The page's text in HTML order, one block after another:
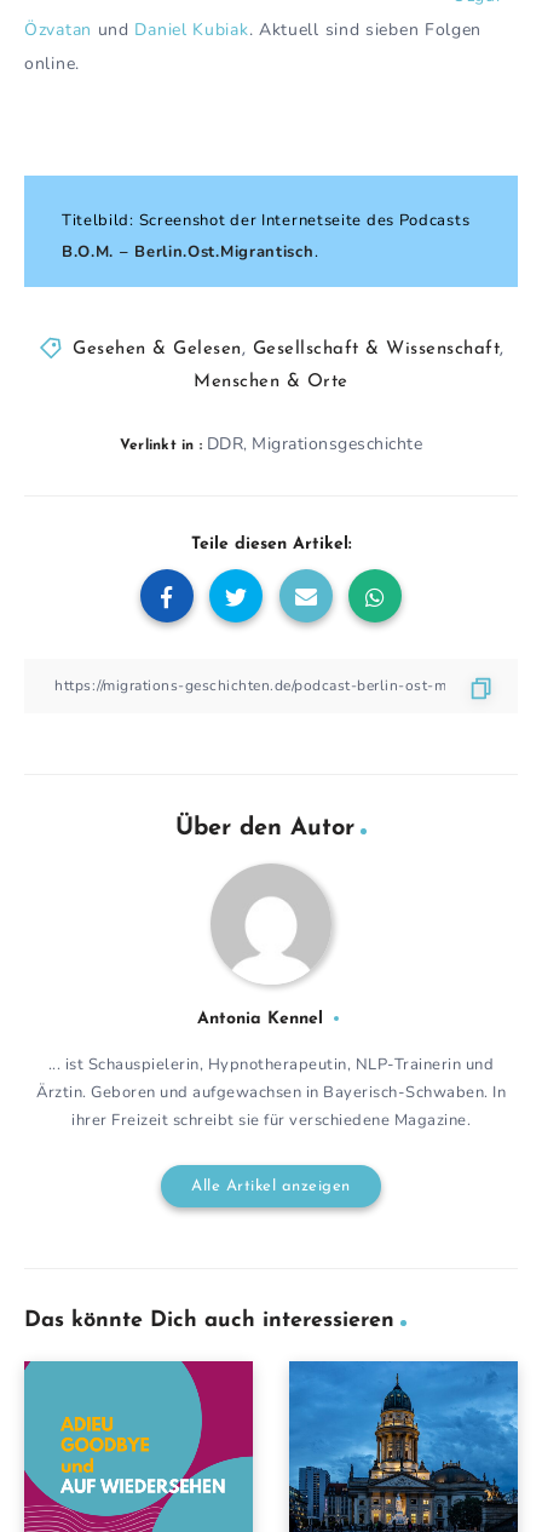
Özvatan und Daniel Kubiak. Aktuell sind sieben Folgen
online.
Titelbild: Screenshot der Internetseite des Podcasts
B.O.M. – Berlin.Ost.Migrantisch.
Gesehen & Gelesen , Gesellschaft & Wissenschaft,
Menschen & Orte
Verlinkt in : DDR, Migrationsgeschichte
Teile diesen Artikel:
Über den Autor
Antonia Kennel
... ist Schauspielerin, Hypnotherapeutin, NLP-Trainerin und
Ärztin. Geboren und aufgewachsen in Bayerisch-Schwaben. In
ihrer Freizeit schreibt sie für verschiedene Magazine.
Alle Artikel anzeigen
Das könnte Dich auch interessieren